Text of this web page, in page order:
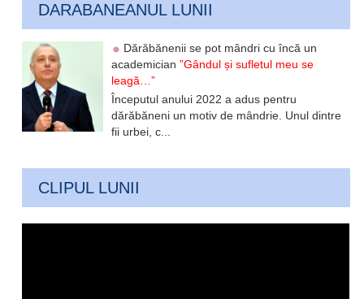
DARABANEANUL LUNII
Dărăbănenii se pot mândri cu încă un
academician”Gândul și sufletul meu se
leagă…”
Începutul anului 2022 a adus pentru
dărăbăneni un motiv de mândrie. Unul dintre
fii urbei, c...
CLIPUL LUNII